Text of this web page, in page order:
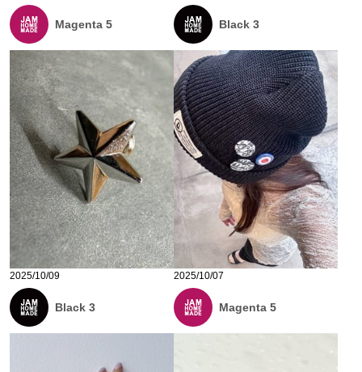
Magenta 5 Black 3
2025/10/09
Black 3
2025/10/07
Magenta 5